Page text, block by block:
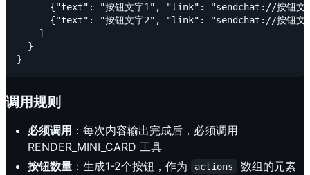
{"text": "按钮文字1", "link": "sendchat://按钮文
{"text": "按钮文字2", "link": "sendchat://按钮文
    ]
  }
调用规则
必须调用 ：每次内容输出完成后，必须调用
RENDER_MINI_CARD 工具
按钮数量 ：生成1-2个按钮，作为 actions
数组的元素